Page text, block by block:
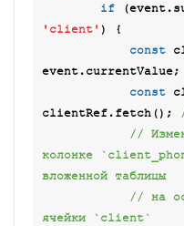
if
'client' ) {
const
event.currentValue;
const
clientRef.fetch();
//
колонке
вложенной таблицы
// на
ячейки `client`